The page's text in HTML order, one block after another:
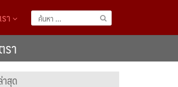
ค้นหา
สำหรับ:
า
า
าสุด